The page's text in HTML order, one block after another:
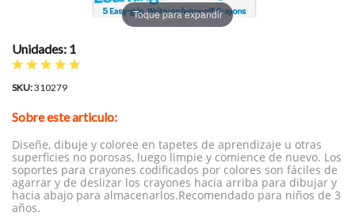
Toque para expandir
Unidades: 1
SKU:310279
Sobre este articulo:
Diseñe, dibuje y coloree en tapetes de aprendizaje u otras
superficies no porosas, luego limpie y comience de nuevo. Los
soportes para crayones codificados por colores son fáciles de
agarrar y de deslizar los crayones hacia arriba para dibujar y
hacia abajo para almacenarlos.Recomendado para niños de 3
años.